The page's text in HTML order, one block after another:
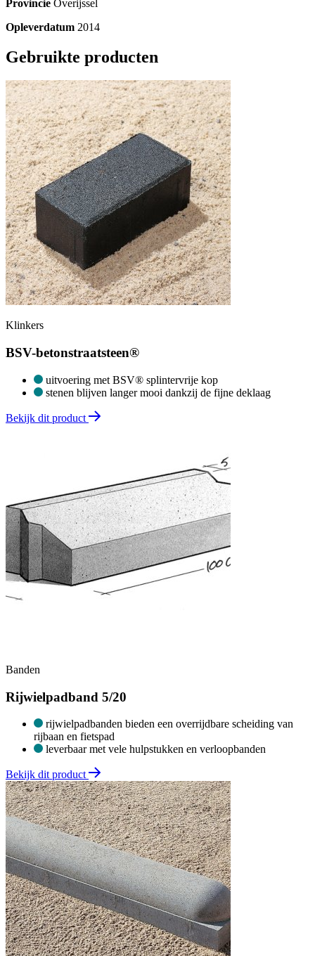
Provincie Overijssel
Opleverdatum 2014
Gebruikte producten
Klinkers
BSV-betonstraatsteen®
uitvoering met BSV® splintervrije kop
stenen blijven langer mooi dankzij de fijne deklaag
Bekijk dit product
Banden
Rijwielpadband 5/20
rijwielpadbanden bieden een overrijdbare scheiding van
rijbaan en fietspad
leverbaar met vele hulpstukken en verloopbanden
Bekijk dit product